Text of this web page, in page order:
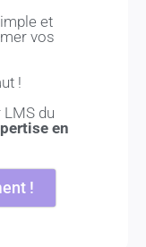
et
vos
!
du
en
!